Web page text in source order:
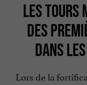
LES TOURS
DES
DANS
Lors de la